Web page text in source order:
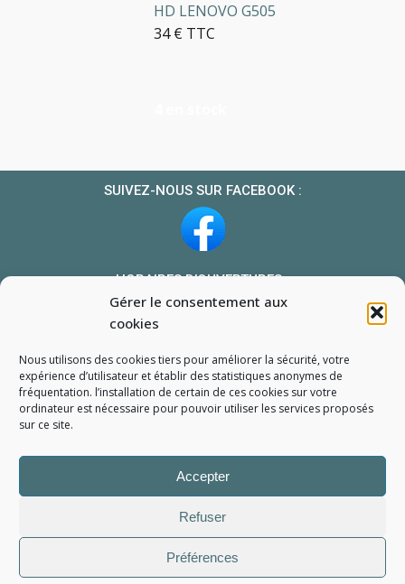
Gérer le consentement aux
cookies
Nous utilisons des cookies tiers pour améliorer la sécurité, votre
expérience d’utilisateur et établir des statistiques anonymes de
fréquentation. l’installation de certain de ces cookies sur votre
ordinateur est nécessaire pour pouvoir utiliser les services proposés
sur ce site.
Accepter
Refuser
Préférences
HD LENOVO G505
34 € TTC
SUIVEZ-NOUS SUR FACEBOOK :
HORAIRES D’OUVERTURES :
Du lundi au vendredi : 10h-13h et 14h-19h
Le samedi : 10h-13h 14h-18h
NOUS TROUVER
Mon compte
Formulaire de demande de pièce
2006 - 2026